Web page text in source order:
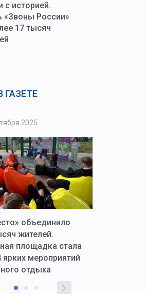
с историей.
«Звоны России»
17 тысяч
ГАЗЕТЕ
2025
объединило
жителей.
площадка стала
мероприятий
отдыха